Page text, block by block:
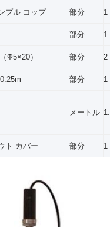
プル コップ 部分 1
部分 1
Ф5×20） 部分 2
部分 1
メートル
ト カバー 部分 1